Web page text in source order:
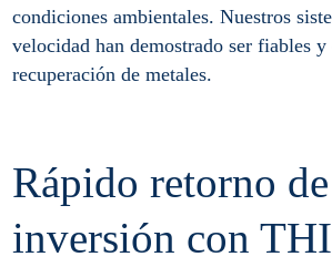
condiciones ambientales. Nuestros
velocidad han demostrado ser fiables
recuperación de metales.
Rápido retorno
inversión con